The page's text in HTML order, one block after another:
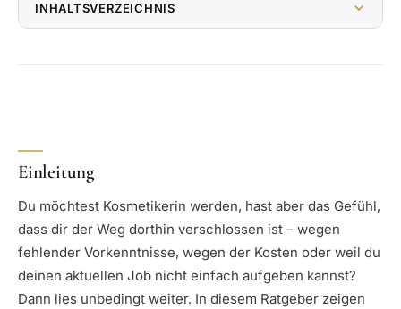
INHALTSVERZEICHNIS
Einleitung
Du möchtest Kosmetikerin werden, hast aber das Gefühl,
dass dir der Weg dorthin verschlossen ist – wegen
fehlender Vorkenntnisse, wegen der Kosten oder weil du
deinen aktuellen Job nicht einfach aufgeben kannst?
Dann lies unbedingt weiter. In diesem Ratgeber zeigen